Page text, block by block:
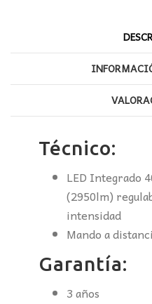
Técnico:
LED Integrado
(2950lm)
intensidad
Mando a
Garantía:
3 años